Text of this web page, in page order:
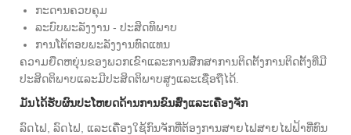
ກະດານຄວບຄຸມ
ລະບົບພະລັງງານ - ປະສິດທິພາບ
ການໂຕ້ຕອບພະລັງງານທົດແທນ
ຄວາມຍືດຫຍຸ່ນຂອງພວກເຂົາແລະການສຶກສາການຕິດຕັ້ງການຕິດຕັ້ງທີ່ມີ
ປະສິດຕິພາບແລະມີປະສິດຕິພາບສູງແລະເຊື່ອຖືໄດ້.
ມັນໄດ້ຮັບຜົນປະໂຫຍດດ້ານການຂົນສົ່ງແລະເຄື່ອງຈັກ
ລົດໄຟ, ລົດໄຟ, ແລະເຄື່ອງໃຊ້ກົນຈັກທີ່ຕ້ອງການສາຍໄຟສາຍໄຟຟ້າທີ່ທົນ